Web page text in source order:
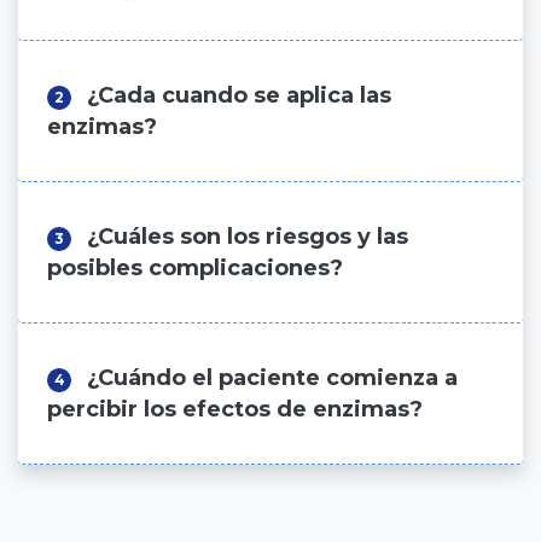
2
¿Cada cuando se aplica las
enzimas?
3
¿Cuáles son los riesgos y las
posibles complicaciones?
4
¿Cuándo el paciente comienza a
percibir los efectos de enzimas?